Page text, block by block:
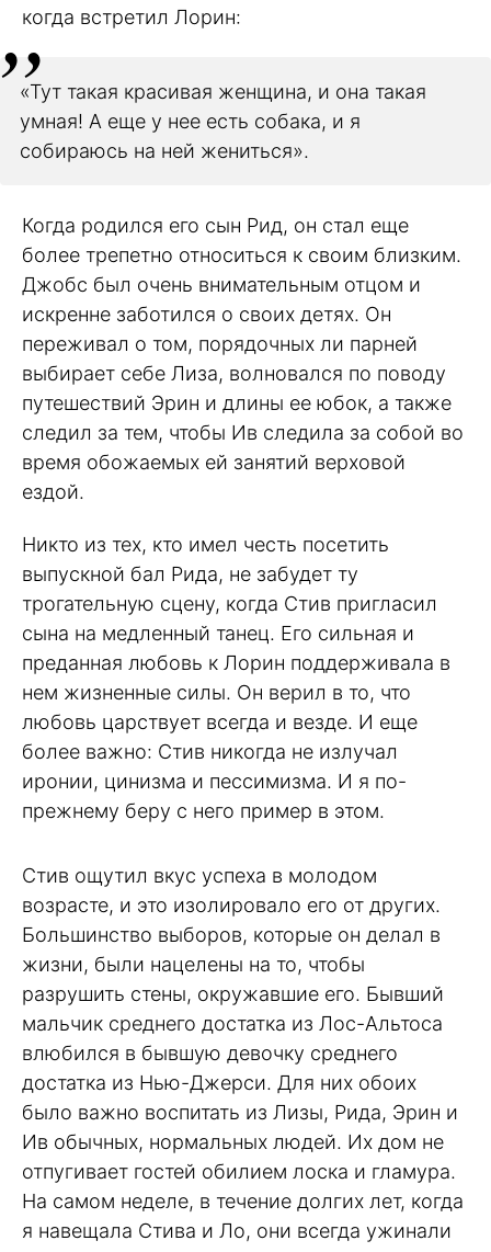
когда встретил Лорин:
«Тут такая красивая женщина, и она такая
умная! А еще у нее есть собака, и я
собираюсь на ней жениться».
Когда родился его сын Рид, он стал еще
более трепетно относиться к своим близким.
Джобс был очень внимательным отцом и
искренне заботился о своих детях. Он
переживал о том, порядочных ли парней
выбирает себе Лиза, волновался по поводу
путешествий Эрин и длины ее юбок, а также
следил за тем, чтобы Ив следила за собой во
время обожаемых ей занятий верховой
ездой.
Никто из тех, кто имел честь посетить
выпускной бал Рида, не забудет ту
трогательную сцену, когда Стив пригласил
сына на медленный танец. Его сильная и
преданная любовь к Лорин поддерживала в
нем жизненные силы. Он верил в то, что
любовь царствует всегда и везде. И еще
более важно: Стив никогда не излучал
иронии, цинизма и пессимизма. И я по-
прежнему беру с него пример в этом.
Стив ощутил вкус успеха в молодом
возрасте, и это изолировало его от других.
Большинство выборов, которые он делал в
жизни, были нацелены на то, чтобы
разрушить стены, окружавшие его. Бывший
мальчик среднего достатка из Лос-Альтоса
влюбился в бывшую девочку среднего
достатка из Нью-Джерси. Для них обоих
было важно воспитать из Лизы, Рида, Эрин и
Ив обычных, нормальных людей. Их дом не
отпугивает гостей обилием лоска и гламура.
На самом неделе, в течение долгих лет, когда
я навещала Стива и Ло, они всегда ужинали